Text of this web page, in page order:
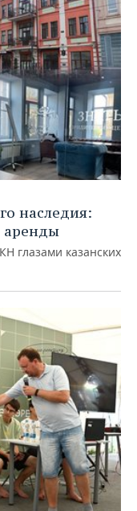
наследия:
аренды
глазами казанских